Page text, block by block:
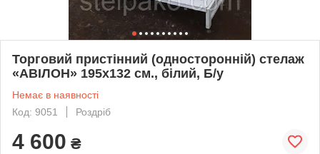
Торговий пристінний (односторонній) стелаж
«АВІЛОН» 195х132 см., білий, Б/у
Немає в наявності
Код: 9051
Роздріб
4 600 ₴